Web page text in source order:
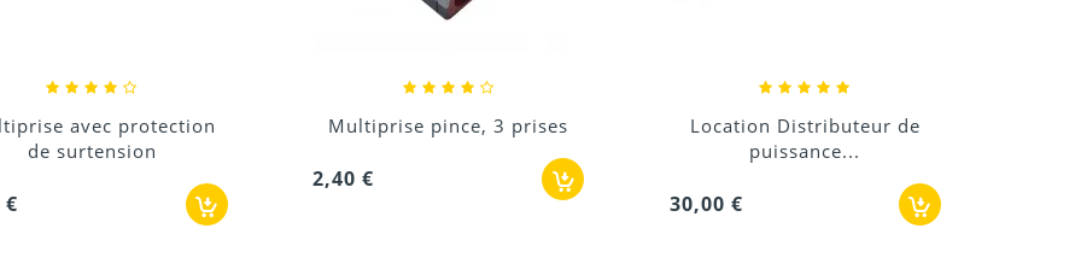
pince, 3 prises
Location Distributeur de
Location coffret de
distribution...
42,00 €